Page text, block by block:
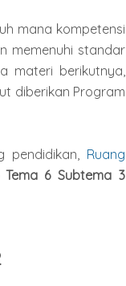
mana kompetensi
memenuhi standar
materi berikutnya,
diberikan Program
pendidikan, Ruang
6 Subtema 3